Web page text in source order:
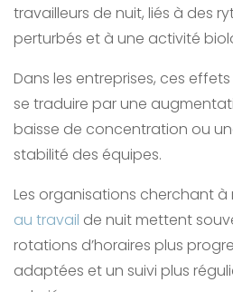
travailleurs de nuit, liés à des
perturbés et à une activité
Dans les entreprises, ces
se traduire par une
baisse de concentration ou
stabilité des équipes.
Les organisations cherchant à
au travail de nuit mettent
rotations d’horaires plus
adaptées et un suivi plus